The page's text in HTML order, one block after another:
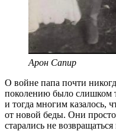
Арон Сапир
О войне папа почти
поколению было слишком
и тогда многим казалось,
от новой беды. Они
старались не